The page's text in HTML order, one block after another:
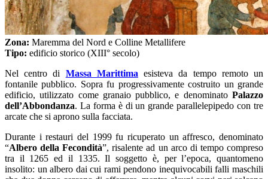
Zona: Maremma del Nord e Colline Metallifere
Tipo: edificio storico (XIII° secolo)
Nel centro di Massa Marittima esisteva da tempo remoto un
fontanile pubblico. Sopra fu progressivamente costruito un grande
edificio, utilizzato come granaio pubblico, e denominato Palazzo
dell’Abbondanza. La forma è di un grande parallelepipedo con tre
arcate che si aprono sulla facciata.
Durante i restauri del 1999 fu ricuperato un affresco, denominato
“Albero della Fecondità”, risalente ad un arco di tempo compreso
tra il 1265 ed il 1335. Il soggetto è, per l’epoca, quantomeno
insolito: un albero dai cui rami pendono inequivocabili falli maschili